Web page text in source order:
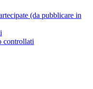
(da pubblicare in
controllati